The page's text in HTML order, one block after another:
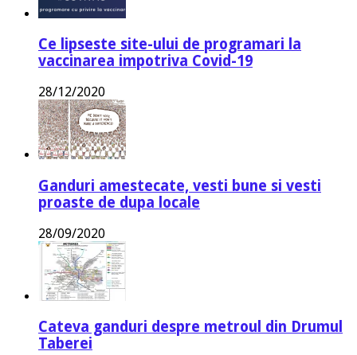
Ce lipseste site-ului de programari la
vaccinarea impotriva Covid-19
28/12/2020
Ganduri amestecate, vesti bune si vesti
proaste de dupa locale
28/09/2020
Cateva ganduri despre metroul din Drumul
Taberei